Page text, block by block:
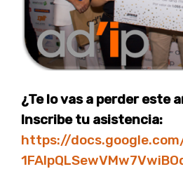
¿Te lo vas a perder este
Inscribe tu asistencia:
https://